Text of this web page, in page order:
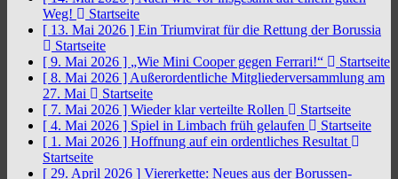
Weg!
Startseite
[ 13. Mai 2026 ] Ein Triumvirat für die Rettung der Borussia
Startseite
[ 9. Mai 2026 ] „Wie Mini Cooper gegen Ferrari!“
Startseite
[ 8. Mai 2026 ] Außerordentliche Mitgliederversammlung am
27. Mai
Startseite
[ 7. Mai 2026 ] Wieder klar verteilte Rollen
Startseite
[ 4. Mai 2026 ] Spiel in Limbach früh gelaufen
Startseite
[ 1. Mai 2026 ] Hoffnung auf ein ordentliches Resultat
Startseite
[ 29. April 2026 ] Viererkette: Neues aus der Borussen-